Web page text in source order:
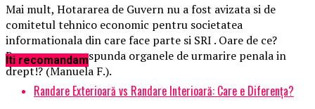
Mai mult, Hotararea de Guvern nu a fost avizata si de
comitetul tehnico economic pentru societatea
informationala din care face parte si SRI . Oare de ce?
Ramane sa ne raspunda organele de urmarire penala in
drept!? (Manuela F.).
Iti recomandam
Randare Exterioară vs Randare Interioară: Care e Diferența?